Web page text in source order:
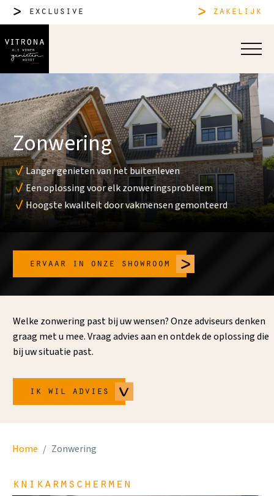
exclusive zakelijk
Zonwering
Langer genieten van het buitenleven
Een oplossing voor elk zonweringsprobleem
Hoogste kwaliteit door vakmensen gemonteerd
ervaar in onze showroom
Welke zonwering past bij uw wensen? Onze adviseurs denken
graag met u mee. Vraag advies aan en ontdek de oplossing die
bij uw situatie past.
ik wil advies
Home Zonwering
knikarmschermen